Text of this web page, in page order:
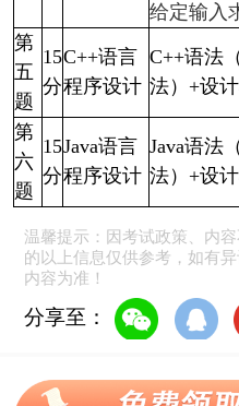
给定输入
第
五
题
15
分
C++语言
程序设计
C++语法（
法）+设
第
六
题
15
分
Java语言
程序设计
Java语法
法）+设
温馨提示：因考试政策、内
的以上信息仅供参考，如有
内容为准！
分享至：